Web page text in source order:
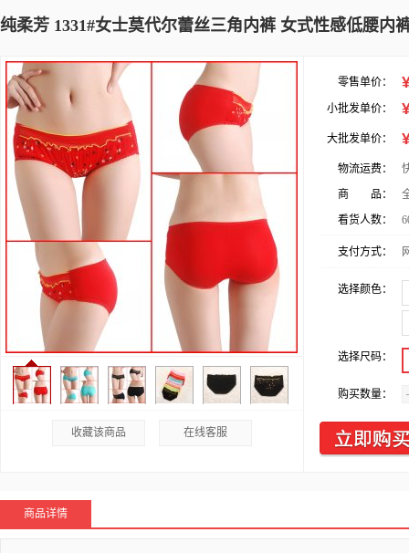
纯柔芳 1331#女士莫代尔蕾丝三角内裤 女式性感低腰内
收藏该商品 在线客服
零售单价：
小批发单价：
大批发单价：
物流运费：
商 品：
看货人数：
支付方式：
选择颜色：
选择尺码：
购买数量：
商品详情